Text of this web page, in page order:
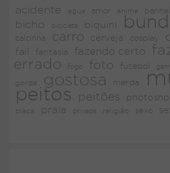
acidente agua amor anime
bicho bicicleta biquini
calcinha carro cerveja cosplay
fail fantasia fazendo certo
errado
fogo foto futebol
gorda gostosa merda
peitos peitões
placa praia privada religião sexo